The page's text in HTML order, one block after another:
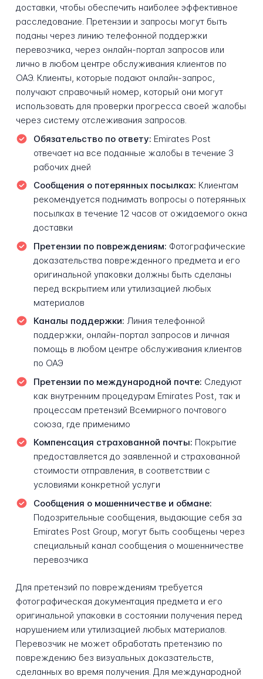
доставки, чтобы обеспечить наиболее эффективное
расследование. Претензии и запросы могут быть
поданы через линию телефонной поддержки
перевозчика, через онлайн-портал запросов или
лично в любом центре обслуживания клиентов по
ОАЭ. Клиенты, которые подают онлайн-запрос,
получают справочный номер, который они могут
использовать для проверки прогресса своей жалобы
через систему отслеживания запросов.
Обязательство по ответу: Emirates Post
отвечает на все поданные жалобы в течение 3
рабочих дней
Сообщения о потерянных посылках: Клиентам
рекомендуется поднимать вопросы о потерянных
посылках в течение 12 часов от ожидаемого окна
доставки
Претензии по повреждениям: Фотографические
доказательства поврежденного предмета и его
оригинальной упаковки должны быть сделаны
перед вскрытием или утилизацией любых
материалов
Каналы поддержки: Линия телефонной
поддержки, онлайн-портал запросов и личная
помощь в любом центре обслуживания клиентов
по ОАЭ
Претензии по международной почте: Следуют
как внутренним процедурам Emirates Post, так и
процессам претензий Всемирного почтового
союза, где применимо
Компенсация страхованной почты: Покрытие
предоставляется до заявленной и страхованной
стоимости отправления, в соответствии с
условиями конкретной услуги
Сообщения о мошенничестве и обмане:
Подозрительные сообщения, выдающие себя за
Emirates Post Group, могут быть сообщены через
специальный канал сообщения о мошенничестве
перевозчика
Для претензий по повреждениям требуется
фотографическая документация предмета и его
оригинальной упаковки в состоянии получения перед
нарушением или утилизацией любых материалов.
Перевозчик не может обработать претензию по
повреждению без визуальных доказательств,
сделанных во время получения. Для международной